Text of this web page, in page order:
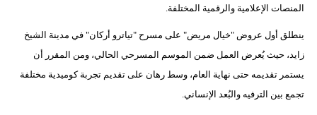
المنصات الإعلامية والرقمية المختلفة.
ينطلق أول عروض "خيال مريض" على مسرح "تياترو أركان" في مدينة الشيخ
زايد، حيث يُعرض العمل ضمن الموسم المسرحي الحالي، ومن المقرر أن
يستمر تقديمه حتى نهاية العام، وسط رهان على تقديم تجربة كوميدية مختلفة
تجمع بين الترفيه والبُعد الإنساني.